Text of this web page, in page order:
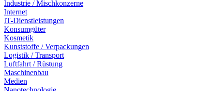
Industrie / Mischkonzerne
Internet
IT-Dienstleistungen
Konsumgüter
Kosmetik
Kunststoffe / Verpackungen
Logistik / Transport
Luftfahrt / Rüstung
Maschinenbau
Medien